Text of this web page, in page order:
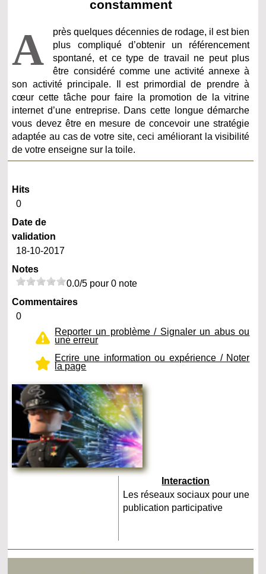
constamment
A
près quelques décennies de rodage, il est bien
plus compliqué d’obtenir un référencement
spontané, et ce type de travail ne peut plus
être considéré comme une activité annexe à
son activité principale. Il est primordial de prendre à
cœur cette tâche pour faire la promotion de la vitrine
internet d’une entreprise. Dans cette longue démarche
vous devez être en mesure de concevoir une stratégie
adaptée au cas de votre site, ceci améliorant la visibilité
de votre enseigne sur la toile.
Hits
0
Date de
validation
18-10-2017
Notes
0.0/5 pour 0 note
Commentaires
0
Reporter un problème / Signaler un abus ou
une erreur
Ecrire une information ou expérience / Noter
la page
Interaction
Les réseaux sociaux pour une
publication participative